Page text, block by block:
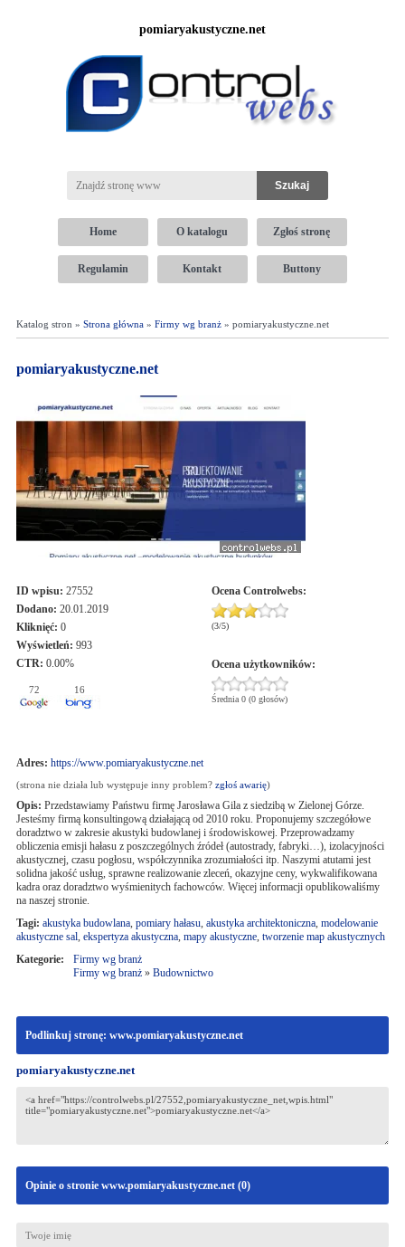
pomiaryakustyczne.net
Home O katalogu Zgłoś stronę
Regulamin Kontakt Buttony
Katalog stron » Strona główna» Firmy wg branż» pomiaryakustyczne.net
pomiaryakustyczne.net
ID wpisu: 27552
Dodano: 20.01.2019
Kliknięć: 0
Wyświetleń: 993
CTR: 0.00%
72 16
Ocena Controlwebs:
(3/5)
Ocena użytkowników:
Średnia 0 (0 głosów)
Adres: https://www.pomiaryakustyczne.net
(strona nie działa lub występuje inny problem? zgłoś awarię)
Opis: Przedstawiamy Państwu firmę Jarosława Gila z siedzibą w Zielonej Górze.
Jesteśmy firmą konsultingową działającą od 2010 roku. Proponujemy szczegółowe
doradztwo w zakresie akustyki budowlanej i środowiskowej. Przeprowadzamy
obliczenia emisji hałasu z poszczególnych źródeł (autostrady, fabryki…), izolacyjności
akustycznej, czasu pogłosu, współczynnika zrozumiałości itp. Naszymi atutami jest
solidna jakość usług, sprawne realizowanie zleceń, okazyjne ceny, wykwalifikowana
kadra oraz doradztwo wyśmienitych fachowców. Więcej informacji opublikowaliśmy
na naszej stronie.
Tagi: akustyka budowlana, pomiary hałasu, akustyka architektoniczna, modelowanie
akustyczne sal, ekspertyza akustyczna, mapy akustyczne, tworzenie map akustycznych
Kategorie:
Firmy wg branż
Firmy wg branż» Budownictwo
Podlinkuj stronę: www.pomiaryakustyczne.net
pomiaryakustyczne.net
Opinie o stronie www.pomiaryakustyczne.net (0)